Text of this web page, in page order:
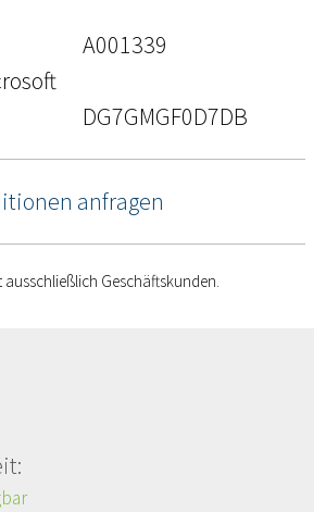
A001339
DG7GMGF0D7DB
anfragen
ausschließlich Geschäftskunden.